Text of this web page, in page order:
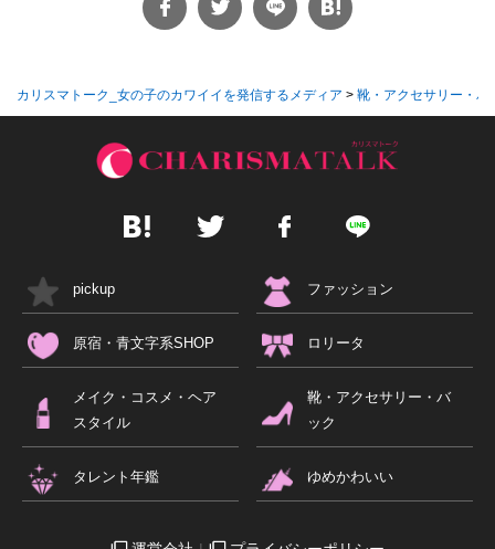
カリスマトーク_女の子のカワイイを発信するメディア > 靴・アクセサリー・バ
pickup ファッション
原宿・青文字系SHOP ロリータ
メイク・コスメ・ヘア
スタイル
靴・アクセサリー・バ
ック
タレント年鑑 ゆめかわいい